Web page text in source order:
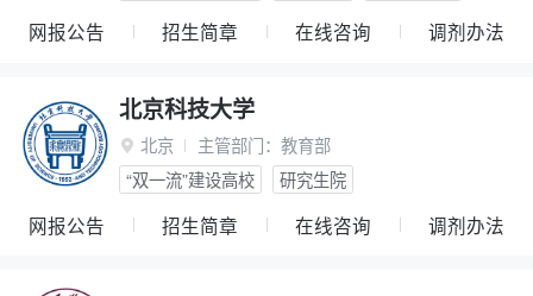
网报公告 招生简章 在线咨询 调剂办法
北京科技大学
 北京 主管部门： 教育部
“双一流”建设高校
研究生院
网报公告 招生简章 在线咨询 调剂办法